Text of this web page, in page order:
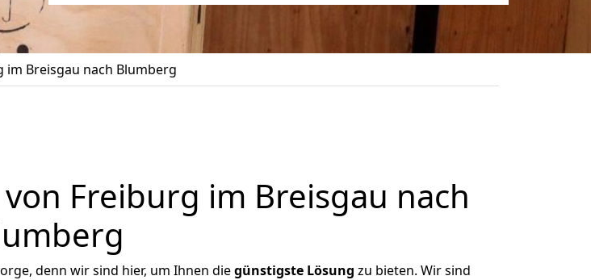
im Breisgau nach Blumberg
Freiburg im Breisgau nach
denn wir sind hier, um Ihnen diegünstigste Lösung zu bieten. Wir sind